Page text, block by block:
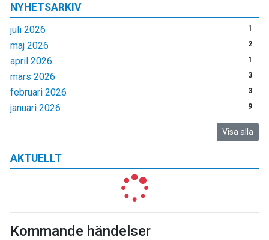
NYHETSARKIV
juli 2026 1
maj 2026 2
april 2026 1
mars 2026 3
februari 2026 3
januari 2026 9
Visa alla
AKTUELLT
Kommande händelser